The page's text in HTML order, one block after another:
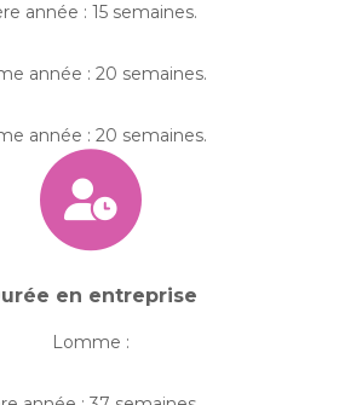
année : 15 semaines.
année : 20 semaines.
année : 20 semaines.
en entreprise
Lomme :